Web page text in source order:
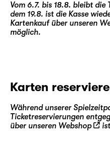
Vom 6.7. bis 18.8. bleibt die
dem 19.8. ist die Kasse
Kartenkauf über unseren
möglich.
Karten
Während unserer
Ticketreservierungen
über unseren Webshop